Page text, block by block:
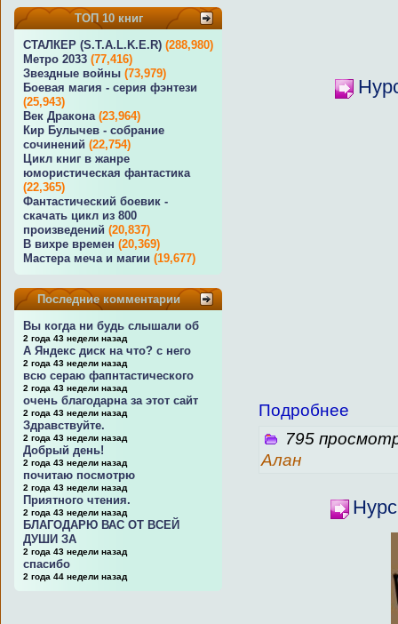
ТОП 10 книг
СТАЛКЕР (S.T.A.L.K.E.R) (288,980)
Метро 2033 (77,416)
Звездные войны (73,979)
Боевая магия - серия фэнтези
(25,943)
Век Дракона (23,964)
Кир Булычев - собрание
сочинений (22,754)
Цикл книг в жанре
юмористическая фантастика
(22,365)
Фантастический боевик -
скачать цикл из 800
произведений (20,837)
В вихре времен (20,369)
Мастера меча и магии (19,677)
Последние комментарии
Вы когда ни будь слышали об
2 года 43 недели назад
А Яндекс диск на что? с него
2 года 43 недели назад
всю сераю фапнтастического
2 года 43 недели назад
очень благодарна за этот сайт
2 года 43 недели назад
Здравствуйте.
2 года 43 недели назад
Добрый день!
2 года 43 недели назад
почитаю посмотрю
2 года 43 недели назад
Приятного чтения.
2 года 43 недели назад
БЛАГОДАРЮ ВАС ОТ ВСЕЙ
ДУШИ ЗА
2 года 43 недели назад
спасибо
2 года 44 недели назад
Подробнее
795
Алан